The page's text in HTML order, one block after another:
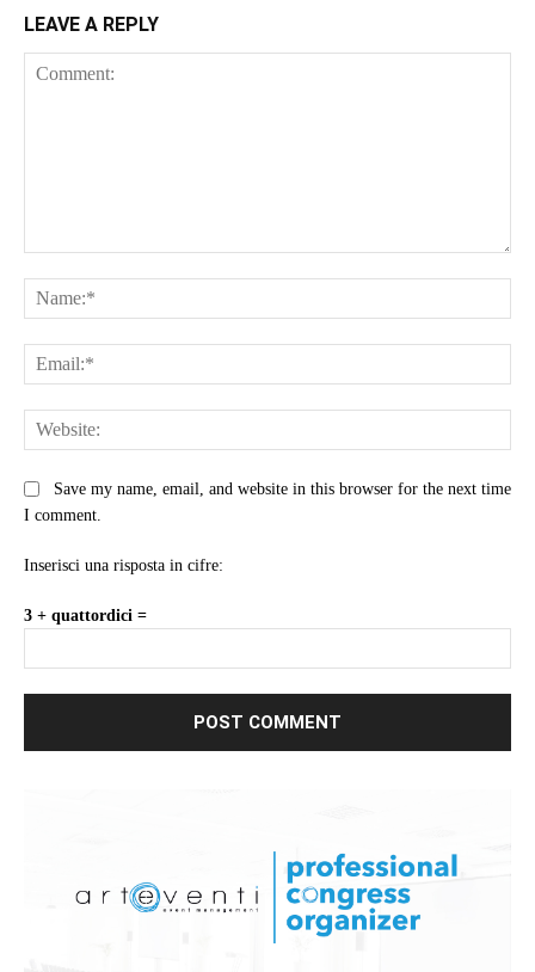
LEAVE A REPLY
Save my name, email, and website in this browser for the next time
I comment.
Inserisci una risposta in cifre:
3 + quattordici =